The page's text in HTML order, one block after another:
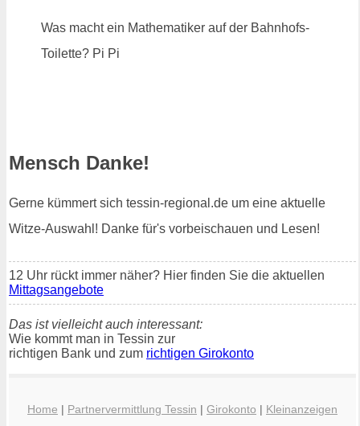
Was macht ein Mathematiker auf der Bahnhofs-
Toilette? Pi Pi
Mensch Danke!
Gerne kümmert sich tessin-regional.de um eine aktuelle
Witze-Auswahl! Danke für's vorbeischauen und Lesen!
12 Uhr rückt immer näher? Hier finden Sie die aktuellen
Mittagsangebote
Das ist vielleicht auch interessant:
Wie kommt man in Tessin zur
richtigen Bank und zum richtigen Girokonto
Home | Partnervermittlung Tessin | Girokonto | Kleinanzeigen